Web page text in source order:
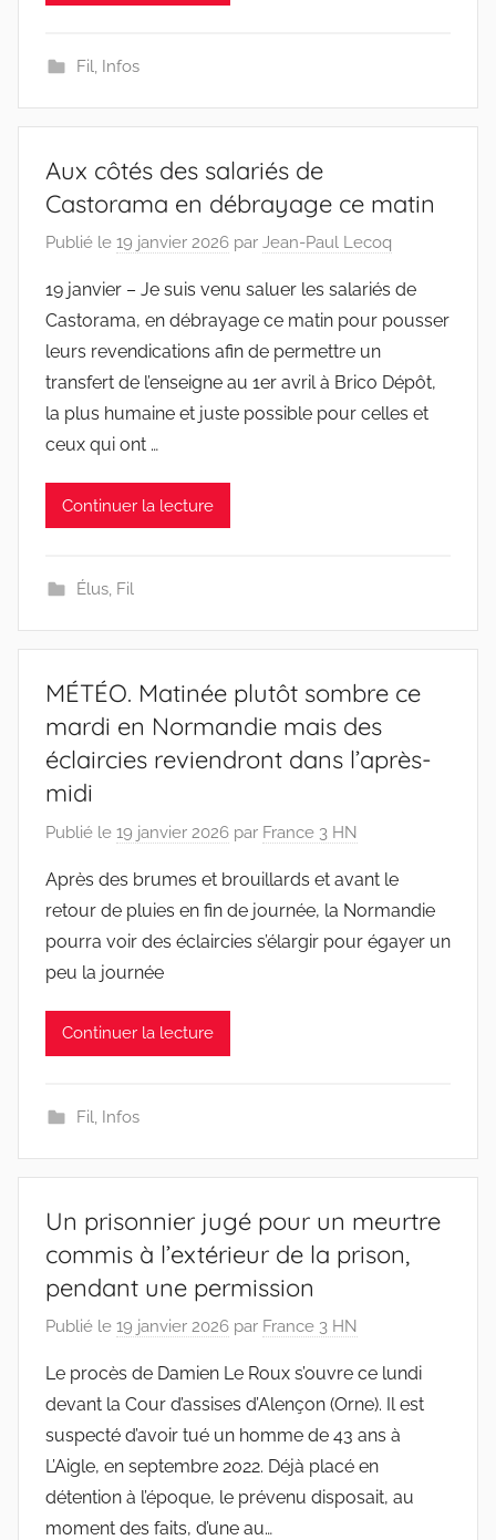
Fil Infos
Aux côtés des salariés de
Castorama en débrayage ce matin
Publié le 19 janvier 2026 par Jean-Paul Lecoq
19 janvier – Je suis venu saluer les salariés de
Castorama, en débrayage ce matin pour pousser
leurs revendications afin de permettre un
transfert de l’enseigne au 1er avril à Brico Dépôt,
la plus humaine et juste possible pour celles et
ceux qui ont …
Continuer la lecture
Élus, Fil
MÉTÉO. Matinée plutôt sombre ce
mardi en Normandie mais des
éclaircies reviendront dans l’après-
midi
Publié le 19 janvier 2026 par France 3 HN
Après des brumes et brouillards et avant le
retour de pluies en fin de journée, la Normandie
pourra voir des éclaircies s’élargir pour égayer un
peu la journée
Continuer la lecture
Fil Infos
Un prisonnier jugé pour un meurtre
commis à l’extérieur de la prison,
pendant une permission
Publié le 19 janvier 2026 par France 3 HN
Le procès de Damien Le Roux s’ouvre ce lundi
devant la Cour d’assises d’Alençon (Orne). Il est
suspecté d’avoir tué un homme de 43 ans à
L’Aigle, en septembre 2022. Déjà placé en
détention à l’époque, le prévenu disposait, au
moment des faits, d’une au…